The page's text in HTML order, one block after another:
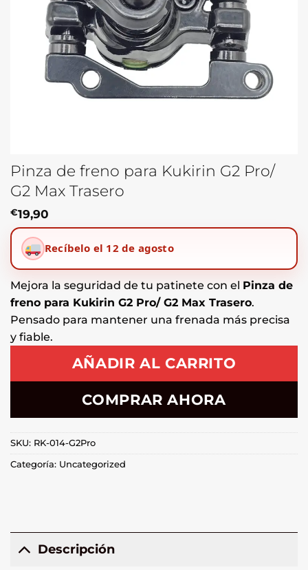
Pinza de freno para Kukirin G2 Pro/
G2 Max Trasero
€19,90
Recíbelo el 12 de agosto
Mejora la seguridad de tu patinete con el Pinza de
freno para Kukirin G2 Pro/ G2 Max Trasero.
Pensado para mantener una frenada más precisa
y fiable.
AÑADIR AL CARRITO
COMPRAR AHORA
SKU: RK-014-G2Pro
Categoría: Uncategorized
Descripción